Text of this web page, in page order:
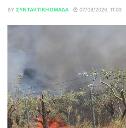
BY ΣΥΝΤΑΚΤΙΚΉ ΟΜΆΔΑ 07/08/2026, 11:03